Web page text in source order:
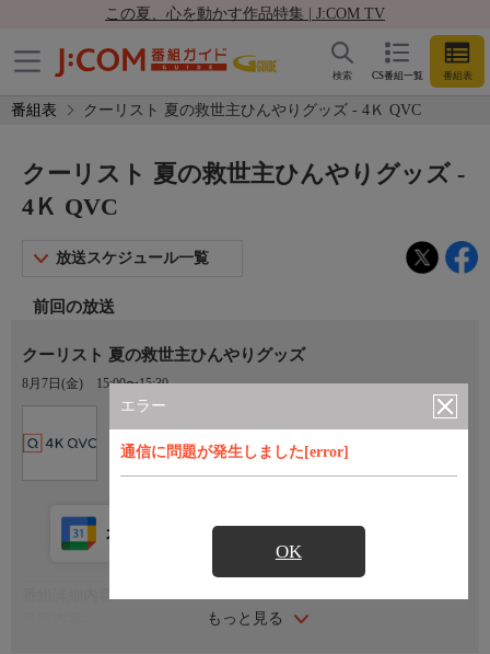
この夏、心を動かす作品特集 | J:COM TV
CS番組一覧 番組表
検索
番組表 クーリスト 夏の救世主ひんやりグッズ - 4Ｋ QVC
エラー
通信に問題が発生しました[error]
OK
クーリスト 夏の救世主ひんやりグッズ -
4Ｋ QVC
放送スケジュール一覧
前回の放送
クーリスト 夏の救世主ひんやりグッズ
8月7日(金) 15:00〜15:30
もっと見る
カレンダー登録 アプリ視聴